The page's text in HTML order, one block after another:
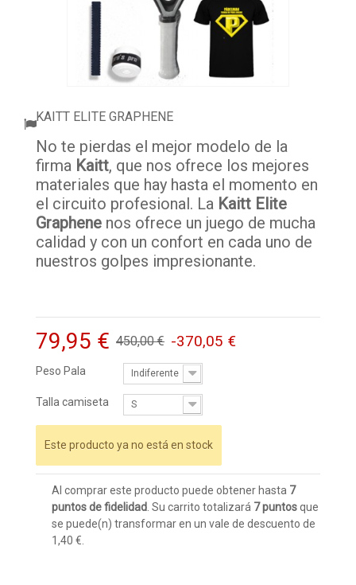
OUTLET PADEL
KAITT ELITE GRAPHENE
No te pierdas el mejor modelo de la
firma Kaitt, que nos ofrece los mejores
materiales que hay hasta el momento en
el circuito profesional. La Kaitt Elite
Graphene nos ofrece un juego de mucha
calidad y con un confort en cada uno de
nuestros golpes impresionante.
79,95 € 450,00 € -370,05 €
Peso Pala Indiferente
Talla camiseta S
Este producto ya no está en stock
Al comprar este producto puede obtener hasta 7
puntos de fidelidad . Su carrito totalizará 7puntosque
se puede(n) transformar en un vale de descuento de
1,40 €